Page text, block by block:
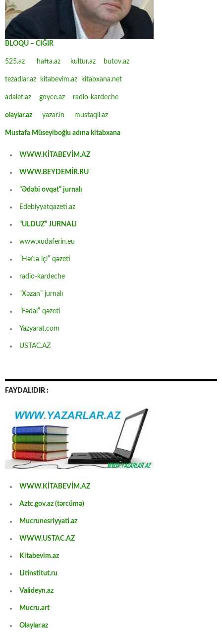
BLOQU – CIĞIR
525.az hafta.az kultur.az butov.az
tezadlar.az kitabevim.az kitabxana.net
adalet.az goyce.az radio-kardeche
olaylar.az yazar.in mustaqil.az
Mustafa Müseyiboğlu adına kitabxana
WWW.KİTABEVİM.AZ
WWW.BEYDEMİR.RU
“Ədəbi ovqat” jurnalı
Edebiyyatqazeti.az
“ULDUZ” JURNALI
www.xudaferin.eu
“Həftə içi” qəzeti
radio-kardeche
“Xəzan” jurnalı
“Fədai” qəzeti
Yazyarat.com
USTAC.AZ
FAYDALIDIR :
WWW.KİTABEVİM.AZ
Aztc.gov.az (tərcümə)
Mucrunesriyyati.az
WWW.USTAC.AZ
Kitabevim.az
Litinstitut.ru
Valideyn.az
Mucru.art
Olaylar.az